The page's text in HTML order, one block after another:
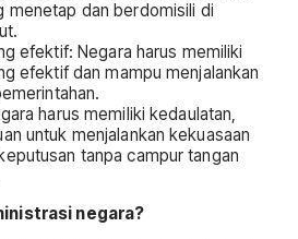
menetap dan berdomisili di
efektif: Negara harus memiliki
efektif dan mampu menjalankan
harus memiliki kedaulatan,
untuk menjalankan kekuasaan
tanpa campur tangan
negara?